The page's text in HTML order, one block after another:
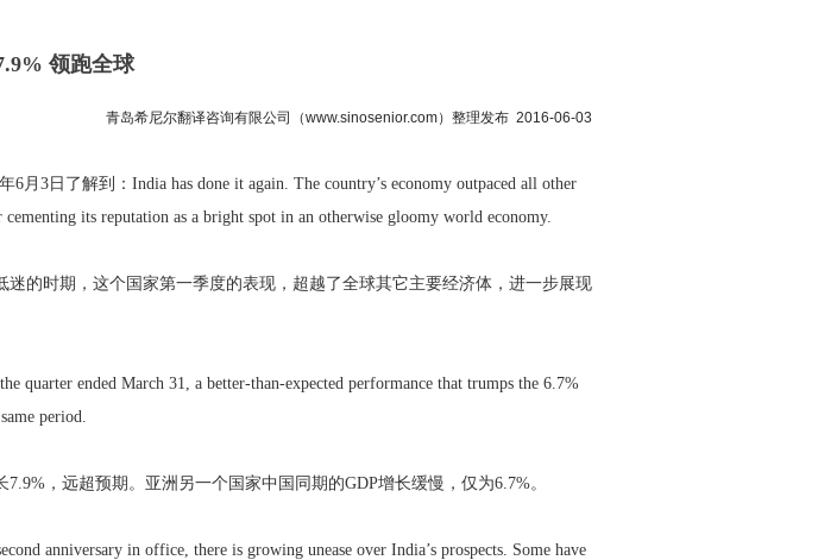
领跑全球
青岛希尼尔翻译咨询有限公司（www.sinosenior.com）整理发布 2016-06-03
6月3日了解到 ：India has done it again. The country’s economy outpaced all other
its reputation as a bright spot in an otherwise gloomy world economy.
的时期，这个国家第一季度的表现，超越了全球其它主要经济体，进一步展现
quarter ended March 31, a better-than-expected performance that trumps the 6.7%
period.
，远超预期。亚洲另一个国家中国同期的GDP增长缓慢，仅为6.7%。
anniversary in office, there is growing unease over India’s prospects. Some have